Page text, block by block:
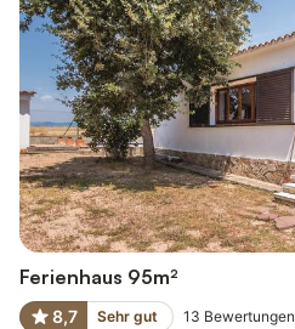
Ferienhaus 95m²
8,7 Sehr gut 13 Bewertungen